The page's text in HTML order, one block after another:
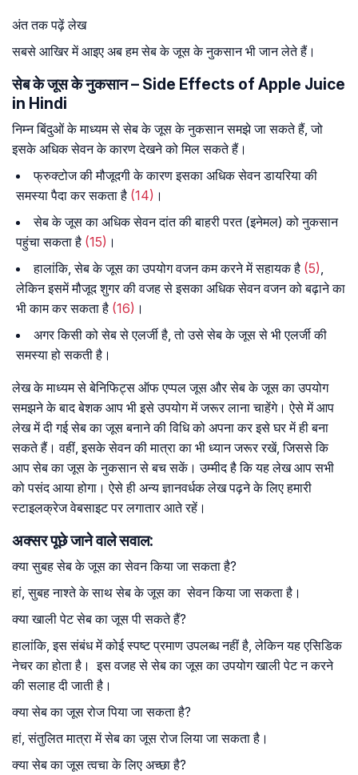
अंत तक पढ़ें लेख
सबसे आखिर में आइए अब हम सेब के जूस के नुकसान भी जान लेते हैं।
सेब के जूस के नुकसान – Side Effects of Apple Juice
in Hindi
निम्न बिंदुओं के माध्यम से सेब के जूस के नुकसान समझे जा सकते हैं, जो
इसके अधिक सेवन के कारण देखने को मिल सकते हैं।
फ्रुक्टोज की मौजूदगी के कारण इसका अधिक सेवन डायरिया की
समस्या पैदा कर सकता है (14) ।
सेब के जूस का अधिक सेवन दांत की बाहरी परत (इनेमल) को नुकसान
पहुंचा सकता है (15) ।
हालांकि, सेब के जूस का उपयोग वजन कम करने में सहायक है (5),
लेकिन इसमें मौजूद शुगर की वजह से इसका अधिक सेवन वजन को बढ़ाने का
भी काम कर सकता है (16) ।
अगर किसी को सेब से एलर्जी है, तो उसे सेब के जूस से भी एलर्जी की
समस्या हो सकती है।
लेख के माध्यम से बेनिफिट्स ऑफ एप्पल जूस और सेब के जूस का उपयोग
समझने के बाद बेशक आप भी इसे उपयोग में जरूर लाना चाहेंगे। ऐसे में आप
लेख में दी गई सेब का जूस बनाने की विधि को अपना कर इसे घर में ही बना
सकते हैं। वहीं, इसके सेवन की मात्रा का भी ध्यान जरूर रखें, जिससे कि
आप सेब का जूस के नुकसान से बच सकें। उम्मीद है कि यह लेख आप सभी
को पसंद आया होगा। ऐसे ही अन्य ज्ञानवर्धक लेख पढ़ने के लिए हमारी
स्टाइलक्रेज वेबसाइट पर लगातार आते रहें।
अक्सर पूछे जाने वाले सवाल:
क्या सुबह सेब के जूस का सेवन किया जा सकता है?
हां, सुबह नाश्ते के साथ सेब के जूस का सेवन किया जा सकता है।
क्या खाली पेट सेब का जूस पी सकते हैं?
हालांकि, इस संबंध में कोई स्पष्ट प्रमाण उपलब्ध नहीं है, लेकिन यह एसिडिक
नेचर का होता है। इस वजह से सेब का जूस का उपयोग खाली पेट न करने
की सलाह दी जाती है।
क्या सेब का जूस रोज पिया जा सकता है?
हां, संतुलित मात्रा में सेब का जूस रोज लिया जा सकता है।
क्या सेब का जूस त्वचा के लिए अच्छा है?